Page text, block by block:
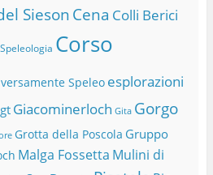
Sieson Cena Colli Berici
Corso
Speleo esplorazioni
Giacominerloch Gita Gorgo
Grotta della Poscola Gruppo
Malga Fossetta Mulini di